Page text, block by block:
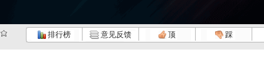
排行榜 意见反馈 顶 踩